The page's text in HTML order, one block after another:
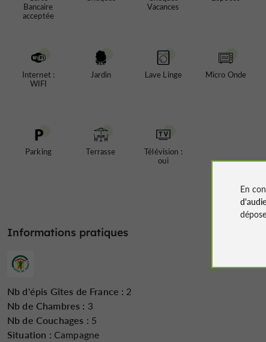
Bancaire
acceptée
Vacances
Internet :
WIFI
Jardin Lave Linge Micro Onde
Parking Terrasse
Télévision :
oui
Informations pratiques
Nb d'épis Gîtes de France : 2
Nb de Chambres : 3
Nb de Couchages : 5
Situation : Campagne
En